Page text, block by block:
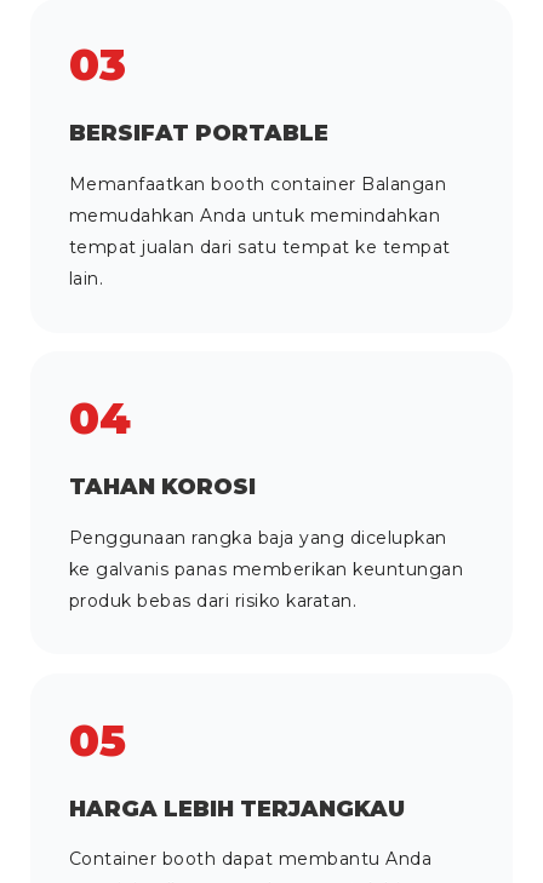
03
BERSIFAT PORTABLE
Memanfaatkan booth container Balangan
memudahkan Anda untuk memindahkan
tempat jualan dari satu tempat ke tempat
lain.
04
TAHAN KOROSI
Penggunaan rangka baja yang dicelupkan
ke galvanis panas memberikan keuntungan
produk bebas dari risiko karatan.
05
HARGA LEBIH TERJANGKAU
Container booth dapat membantu Anda